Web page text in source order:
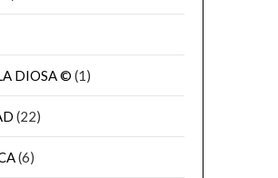
DIOSA © (1)
(22)
(6)